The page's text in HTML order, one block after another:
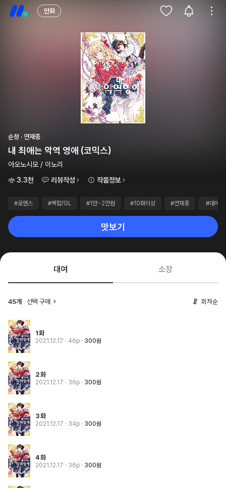
만화
순정 · 연재중
내 최애는 악역 영애 (코믹스)
아오노시모 / 이노리
3.3천
리뷰작성 작품정보
#로맨스 #백합/GL #1만~2만원 #10화이상 #연재중 #대여
맛보기
대여 소장
45개 선택 구매 회차순
1화
2021.12.17 · 46p 300원
2화
2021.12.17 · 36p 300원
3화
2021.12.17 · 34p 300원
4화
2021.12.17 · 36p 300원